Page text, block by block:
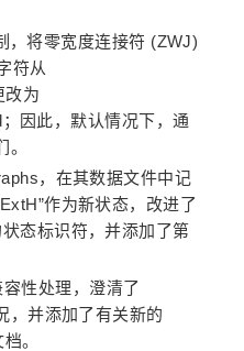
，将零宽度连接符 (ZWJ)
符从
改为
因此，默认情况下，通
，在其数据文件中记
作为新状态，改进了
态标识符，并添加了第
性处理，澄清了
，并添加了有关新的
。